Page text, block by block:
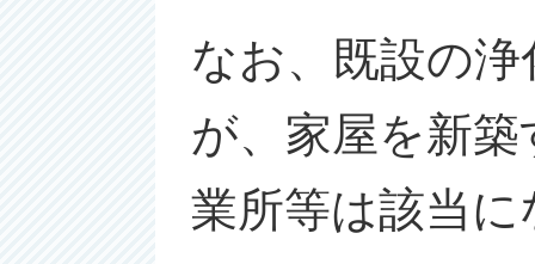
なお、既設の
が、家屋を新
業所等は該当